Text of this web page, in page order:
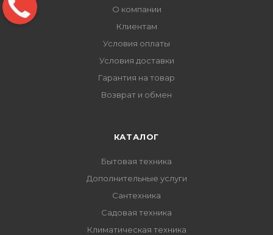
О компании
Клиентам
Условия оплаты
Условия доставки
Гарантия на товар
Возврат и обмен
КАТАЛОГ
Бытовая техника
Дополнительные услуги
Сантехника
Садовая техника
Климатическая техника